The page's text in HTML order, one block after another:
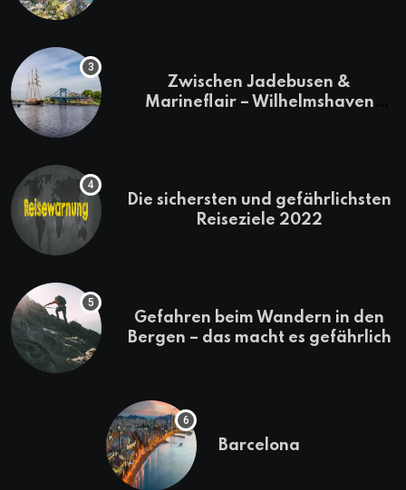
Zwischen Jadebusen &
Marineflair – Wilhelmshaven
Die sichersten und gefährlichsten
Reiseziele 2022
Gefahren beim Wandern in den
Bergen – das macht es gefährlich
Barcelona